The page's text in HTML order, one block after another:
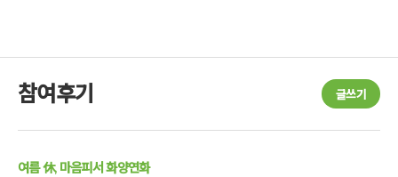
참여후기 글쓰기
여름 休, 마음피서 화양연화